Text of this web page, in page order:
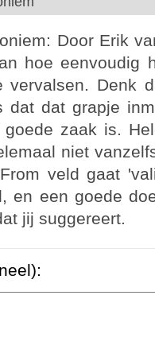
Door Erik
hoe eenvoudig
vervalsen. Denk
dat dat grapje
zaak is.
niet
veld gaat
en een goede
jij suggereert.